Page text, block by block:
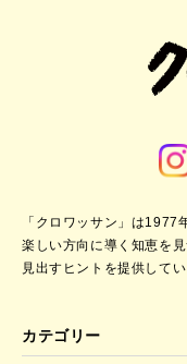
「クロワッサン」は1977
楽しい方向に導く知恵を
見出すヒントを提供してい
カテゴリー